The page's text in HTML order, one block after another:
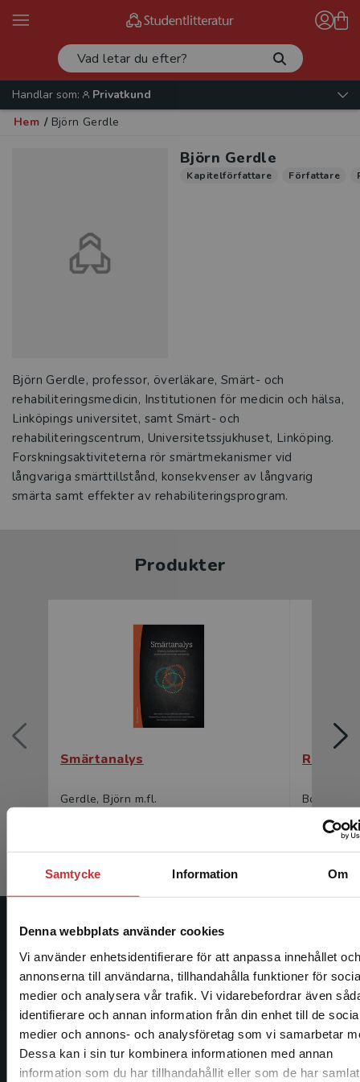
Samtycke Information Om
Denna webbplats använder cookies
Vi använder enhetsidentifierare för att anpassa innehållet och
annonserna till användarna, tillhandahålla funktioner för
medier och analysera vår trafik. Vi vidarebefordrar även
identifierare och annan information från din enhet till de
medier och annons- och analysföretag som vi samarbetar
Dessa kan i sin tur kombinera informationen med annan
information som du har tillhandahållit eller som de har
Begränsad fraktregion
Handlar som:
Privatkund
Hem / Björn Gerdle
Björn Gerdle
Kapitelförfattare Författare
Björn Gerdle, professor, överläkare, Smärt- och
rehabiliteringsmedicin, Institutionen för medicin och hälsa,
Linköpings universitet, samt Smärt- och
rehabiliteringscentrum, Universitetssjukhuset, Linköping.
Forskningsaktiviteterna rör smärtmekanismer vid
långvariga smärttillstånd, konsekvenser av långvarig
smärta samt effekter av rehabiliteringsprogram.
Produkter
Smärtanalys
Gerdle, Björn m.fl.
Borg,
404 kr
Exkl.
Studentlitteratur
Studentlitteratur grundades 1963 och är idag Sveriges
ledande utbildningsförlag. Med läromedel, kurslitteratur,
facklitteratur, utbildningar och digitala
informationstjänster i utbudet, finns Studentlitteratur med
längs hela kunskapsresan.